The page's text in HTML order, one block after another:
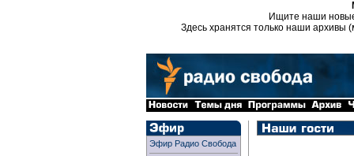
Ищите наши
Здесь хранятся только наши архивы
Эфир Радио Свобода